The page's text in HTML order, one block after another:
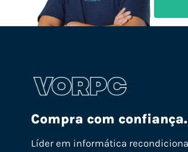
Compra com confiança.
Líder em informática